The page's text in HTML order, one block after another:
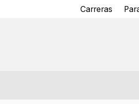
Carreras